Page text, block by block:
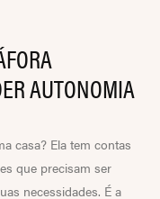
AUTONOMIA
casa? Ela tem contas
que precisam ser
necessidades. É a